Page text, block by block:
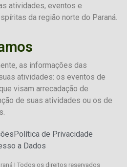
atividades, eventos e
da região norte do Paraná.
as informações das
atividades: os eventos de
visam arrecadação de
de suas atividades ou os de
Política de Privacidade
a Dados
| Todos os direitos reservados